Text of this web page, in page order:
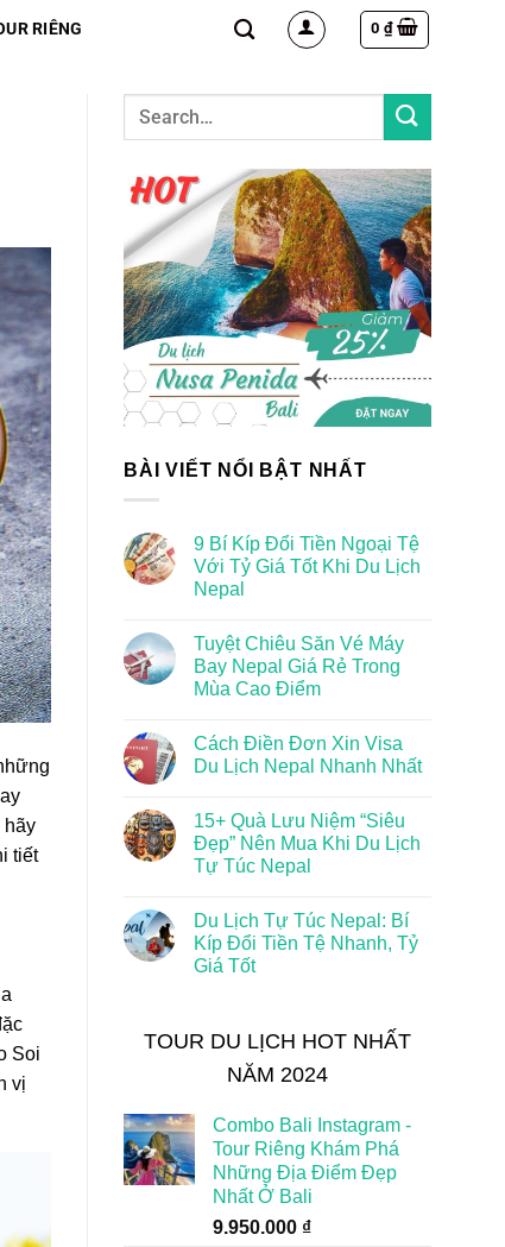
RIÊNG 0 ₫
hãy
tiết
Soi
vị
BÀI VIẾT NỔI BẬT NHẤT
9 Bí Kíp Đổi Tiền Ngoại Tệ
Với Tỷ Giá Tốt Khi Du Lịch
Nepal
Tuyệt Chiêu Săn Vé Máy
Bay Nepal Giá Rẻ Trong
Mùa Cao Điểm
Cách Điền Đơn Xin Visa
Du Lịch Nepal Nhanh Nhất
15+ Quà Lưu Niệm “Siêu
Đẹp” Nên Mua Khi Du Lịch
Tự Túc Nepal
Du Lịch Tự Túc Nepal: Bí
Kíp Đổi Tiền Tệ Nhanh, Tỷ
Giá Tốt
TOUR DU LỊCH HOT NHẤT
NĂM 2024
Combo Bali Instagram -
Tour Riêng Khám Phá
Những Địa Điểm Đẹp
Nhất Ở Bali
9.950.000 ₫